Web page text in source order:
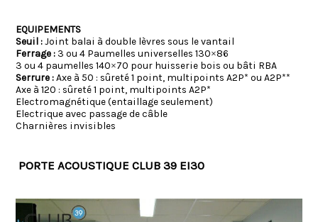
EQUIPEMENTS
Seuil :Joint balai à double lèvres sous le vantail
Ferrage : 3 ou 4 Paumelles universelles 130×86
3 ou 4 paumelles 140×70 pour huisserie bois ou bâti RBA
Serrure :Axe à 50 : sûreté 1 point, multipoints A2P* ou A2P**
Axe à 120 : sûreté 1 point, multipoints A2P*
Electromagnétique (entaillage seulement)
Electrique avec passage de câble
Charnières invisibles
PORTE ACOUSTIQUE CLUB 39 EI30